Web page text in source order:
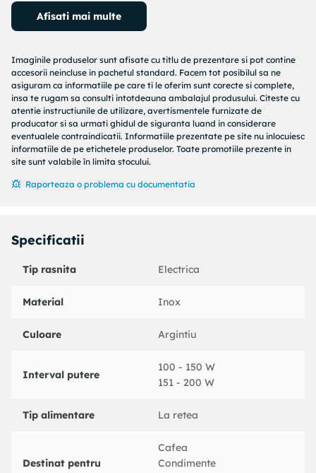
macinare al cafelei se regleaza prin timpul de rasnire. Spatiu
depozitare cablu alimentare. Picioruse cauciucate
Afisati mai multe
Imaginile produselor sunt afisate cu titlu de prezentare si pot contine
accesorii neincluse in pachetul standard. Facem tot posibilul sa ne
asiguram ca informatiile pe care ti le oferim sunt corecte si complete,
insa te rugam sa consulti intotdeauna ambalajul produsului. Citeste cu
atentie instructiunile de utilizare, avertismentele furnizate de
producator si sa urmati ghidul de siguranta luand in considerare
eventualele contraindicatii. Informatiile prezentate pe site nu inlocuiesc
informatiile de pe etichetele produselor. Toate promotiile prezente in
site sunt valabile în limita stocului.
Raporteaza o problema cu documentatia
Specificatii
Tip rasnita Electrica
Material Inox
Culoare Argintiu
Interval putere
100 - 150 W
151 - 200 W
Tip alimentare La retea
Destinat pentru
Cafea
Condimente